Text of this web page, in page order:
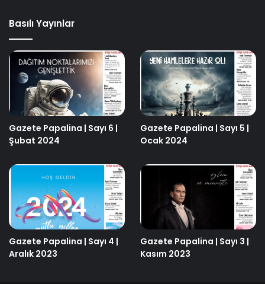
Basılı Yayınlar
Gazete Papalina | Sayı 6 |
Şubat 2024
Gazete Papalina | Sayı 5 |
Ocak 2024
Gazete Papalina | Sayı 4 |
Aralık 2023
Gazete Papalina | Sayı 3 |
Kasım 2023